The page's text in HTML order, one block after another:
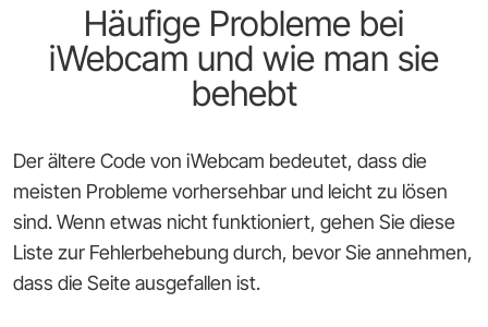
Häufige Probleme bei
iWebcam und wie man sie
behebt
Der ältere Code von iWebcam bedeutet, dass die
meisten Probleme vorhersehbar und leicht zu lösen
sind. Wenn etwas nicht funktioniert, gehen Sie diese
Liste zur Fehlerbehebung durch, bevor Sie annehmen,
dass die Seite ausgefallen ist.